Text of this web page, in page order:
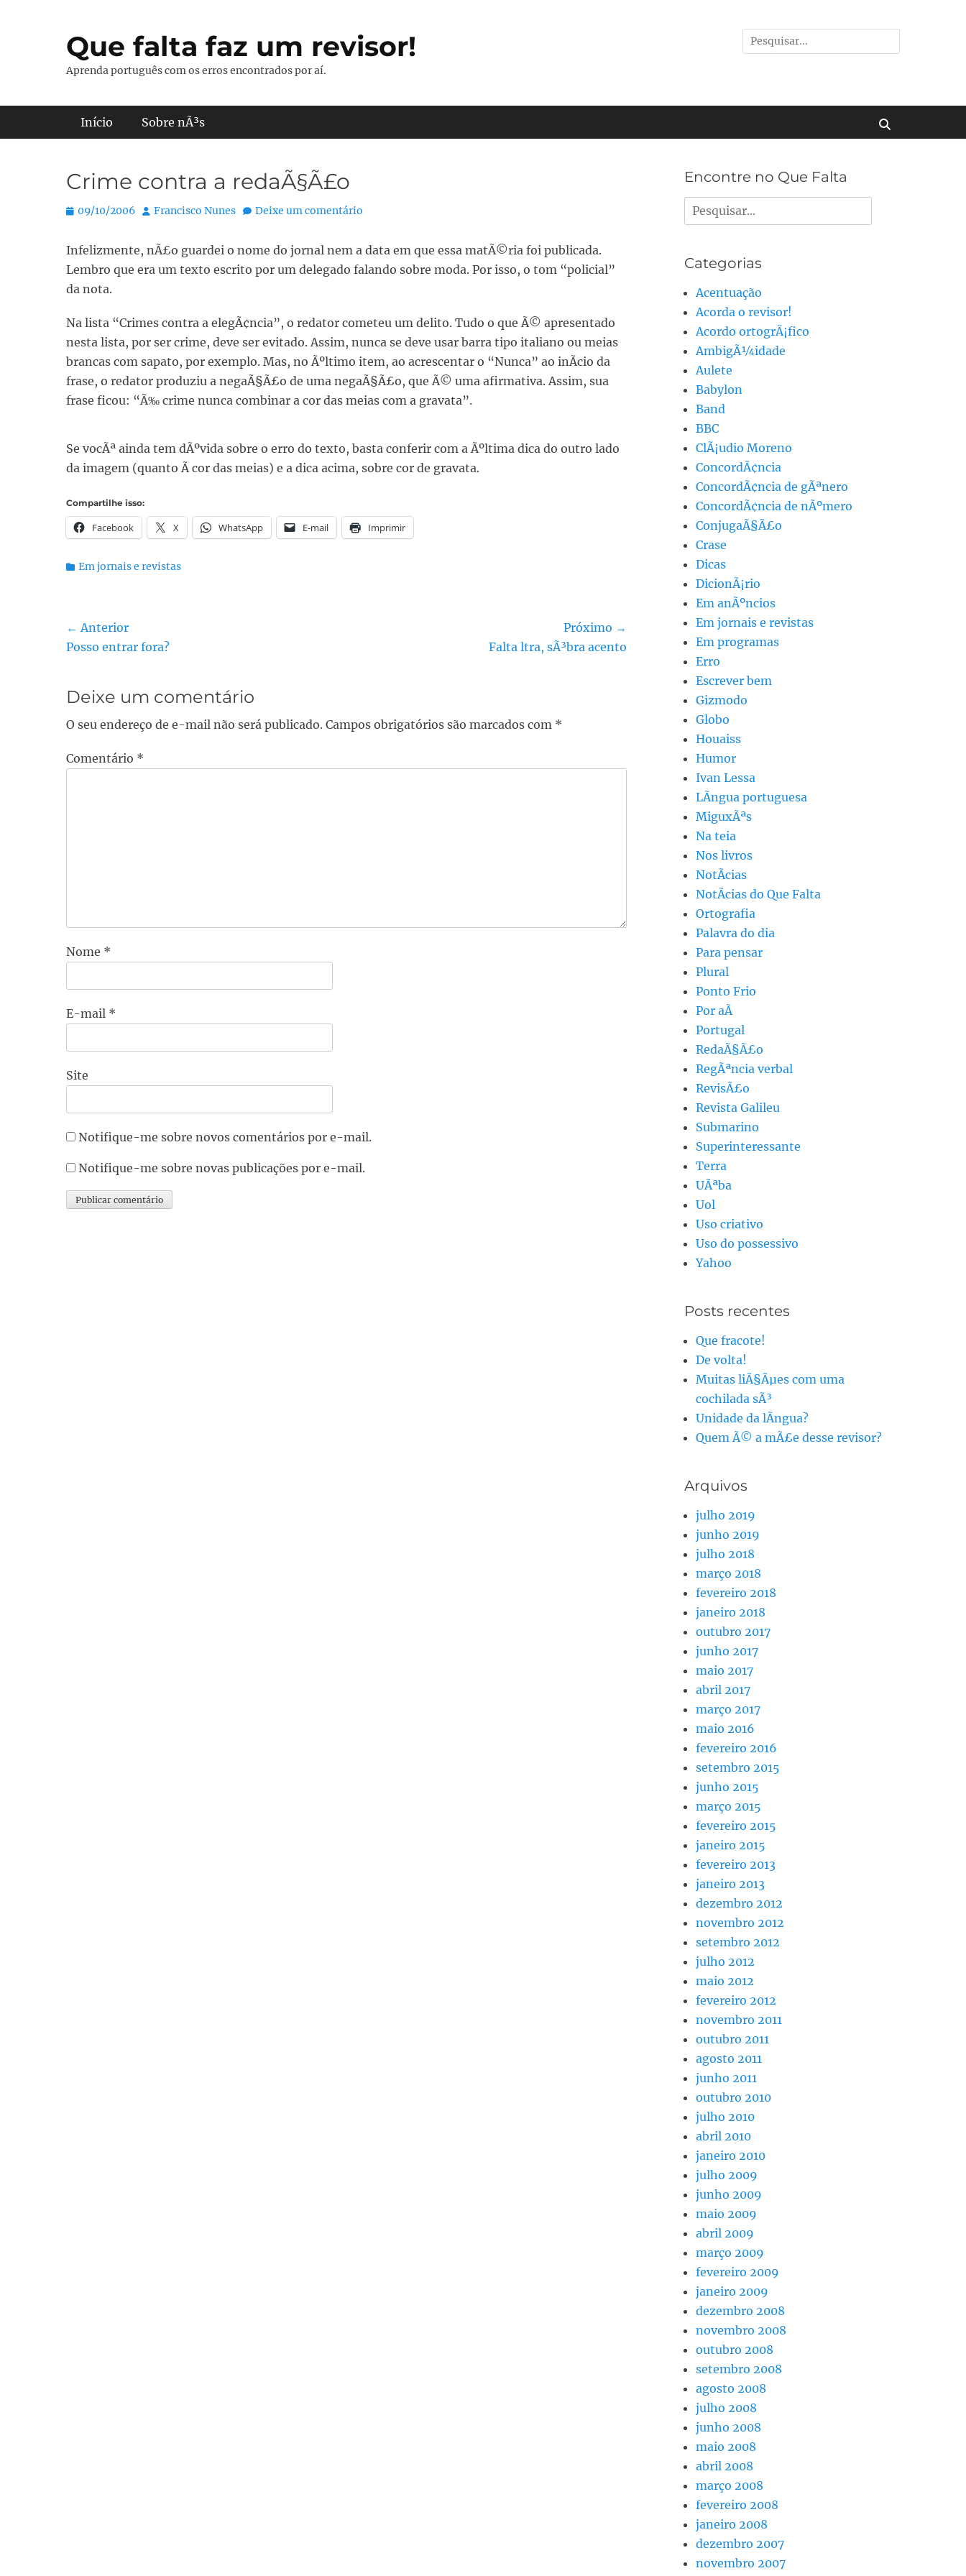
Que falta faz um revisor!
Aprenda português com os erros encontrados por aí.
Pesquisar
por:
Menu principal
Início Sobre nÃ³s
Crime contra a redaÃ§Ã£o
Posted
09/10/2006 Autor:
Francisco Nunes Deixe um comentário
Infelizmente, nÃ£o guardei o nome do jornal nem a data em que essa matÃ©ria foi publicada.
Lembro que era um texto escrito por um delegado falando sobre moda. Por isso, o tom “policial”
da nota.
Na lista “Crimes contra a elegÃ¢ncia”, o redator cometeu um delito. Tudo o que Ã© apresentado
nesta lista, por ser crime, deve ser evitado. Assim, nunca se deve usar barra tipo italiano ou meias
brancas com sapato, por exemplo. Mas, no Ãºltimo item, ao acrescentar o “Nunca” ao inÃ­cio da
frase, o redator produziu a negaÃ§Ã£o de uma negaÃ§Ã£o, que Ã© uma afirmativa. Assim, sua
frase ficou: “Ã‰ crime nunca combinar a cor das meias com a gravata”.
Se vocÃª ainda tem dÃºvida sobre o erro do texto, basta conferir com a Ãºltima dica do outro lado
da imagem (quanto Ã cor das meias) e a dica acima, sobre cor de gravata.
Compartilhe isso:
Facebook X WhatsApp E-mail Imprimir
Categorias:
Em jornais e revistas
Navegação
de
← Anterior
Post
Posso entrar fora?
Próximo →
Falta ltra, sÃ³bra acento
Deixe um comentário
O seu endereço de e-mail não será publicado. Campos obrigatórios são marcados com *
Comentário *
Nome *
E-mail *
Site
Notifique-me sobre novos comentários por e-mail.
Notifique-me sobre novas publicações por e-mail.
Encontre no Que Falta
Pesquisar
por:
Categorias
Acentuação
Acorda o revisor!
Acordo ortogrÃ¡fico
AmbigÃ¼idade
Aulete
Babylon
Band
BBC
ClÃ¡udio Moreno
ConcordÃ¢ncia
ConcordÃ¢ncia de gÃªnero
ConcordÃ¢ncia de nÃºmero
ConjugaÃ§Ã£o
Crase
Dicas
DicionÃ¡rio
Em anÃºncios
Em jornais e revistas
Em programas
Erro
Escrever bem
Gizmodo
Globo
Houaiss
Humor
Ivan Lessa
LÃ­ngua portuguesa
MiguxÃªs
Na teia
Nos livros
NotÃ­cias
NotÃ­cias do Que Falta
Ortografia
Palavra do dia
Para pensar
Plural
Ponto Frio
Por aÃ­
Portugal
RedaÃ§Ã£o
RegÃªncia verbal
RevisÃ£o
Revista Galileu
Submarino
Superinteressante
Terra
UÃªba
Uol
Uso criativo
Uso do possessivo
Yahoo
Posts recentes
Que fracote!
De volta!
Muitas liÃ§Ãµes com uma
cochilada sÃ³
Unidade da lÃ­ngua?
Quem Ã© a mÃ£e desse revisor?
Arquivos
julho 2019
junho 2019
julho 2018
março 2018
fevereiro 2018
janeiro 2018
outubro 2017
junho 2017
maio 2017
abril 2017
março 2017
maio 2016
fevereiro 2016
setembro 2015
junho 2015
março 2015
fevereiro 2015
janeiro 2015
fevereiro 2013
janeiro 2013
dezembro 2012
novembro 2012
setembro 2012
julho 2012
maio 2012
fevereiro 2012
novembro 2011
outubro 2011
agosto 2011
junho 2011
outubro 2010
julho 2010
abril 2010
janeiro 2010
julho 2009
junho 2009
maio 2009
abril 2009
março 2009
fevereiro 2009
janeiro 2009
dezembro 2008
novembro 2008
outubro 2008
setembro 2008
agosto 2008
julho 2008
junho 2008
maio 2008
abril 2008
março 2008
fevereiro 2008
janeiro 2008
dezembro 2007
novembro 2007